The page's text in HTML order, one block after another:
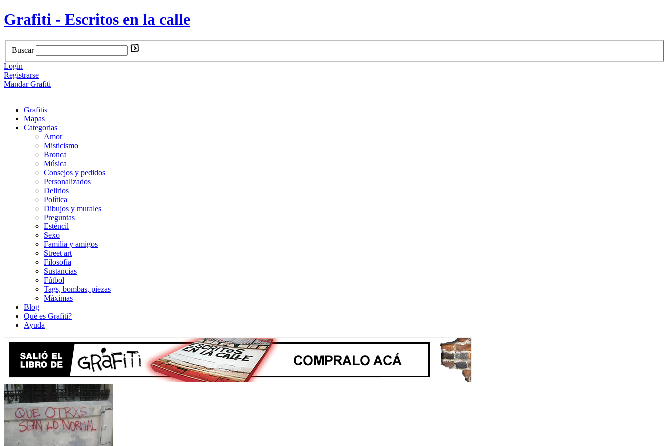
Grafiti - Escritos en la calle
Buscar
Login
Registrarse
Mandar Grafiti
Grafitis
Mapas
Categorias
Amor
Misticismo
Bronca
Música
Consejos y pedidos
Personalizados
Delirios
Política
Dibujos y murales
Preguntas
Esténcil
Sexo
Familia y amigos
Street art
Filosofía
Sustancias
Fútbol
Tags, bombas, piezas
Máximas
Blog
Qué es Grafiti?
Ayuda